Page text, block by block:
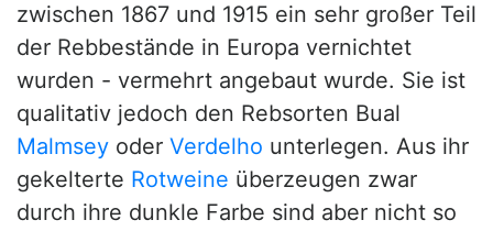
zwischen 1867 und 1915 ein sehr großer Teil
der Rebbestände in Europa vernichtet
wurden - vermehrt angebaut wurde. Sie ist
qualitativ jedoch den Rebsorten Bual
Malmsey oder Verdelho unterlegen. Aus ihr
gekelterte Rotweine überzeugen zwar
durch ihre dunkle Farbe sind aber nicht so